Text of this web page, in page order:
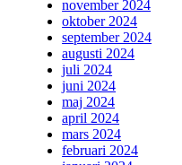
november 2024
oktober 2024
september 2024
augusti 2024
juli 2024
juni 2024
maj 2024
april 2024
mars 2024
februari 2024